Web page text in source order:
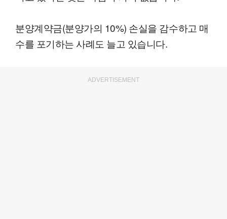
분양계약금(분양가의 10%) 손실을 감수하고 매
수를 포기하는 사례도 늘고 있습니다.
ADVERTISEMENT